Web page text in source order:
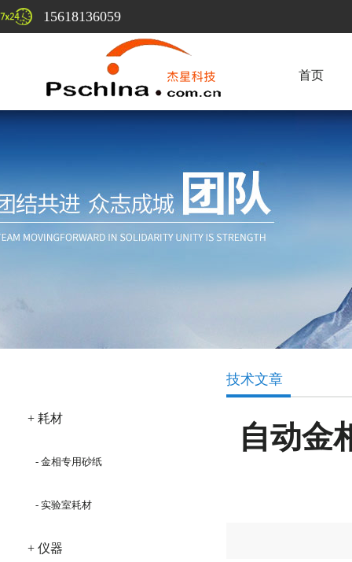
15618136059
首页
+ 耗材
- 金相专用砂纸
- 实验室耗材
+ 仪器
技术文章
自动金